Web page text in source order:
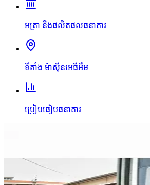
អត្រា និងផលិតផលធនាគារ
ទីតាំង ម៉ាស៊ីនអេធីអឹម
ប្រៀបធៀបធនាគារ